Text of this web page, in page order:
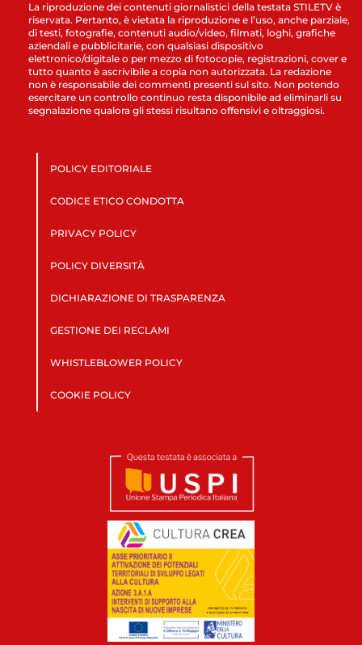
La riproduzione dei contenuti giornalistici della testata STILETV è
riservata. Pertanto, è vietata la riproduzione e l’uso, anche parziale,
di testi, fotografie, contenuti audio/video, filmati, loghi, grafiche
aziendali e pubblicitarie, con qualsiasi dispositivo
elettronico/digitale o per mezzo di fotocopie, registrazioni, cover e
tutto quanto è ascrivibile a copia non autorizzata. La redazione
non è responsabile dei commenti presenti sul sito. Non potendo
esercitare un controllo continuo resta disponibile ad eliminarli su
segnalazione qualora gli stessi risultano offensivi e oltraggiosi.
POLICY EDITORIALE
CODICE ETICO CONDOTTA
PRIVACY POLICY
POLICY DIVERSITÀ
DICHIARAZIONE DI TRASPARENZA
GESTIONE DEI RECLAMI
WHISTLEBLOWER POLICY
COOKIE POLICY